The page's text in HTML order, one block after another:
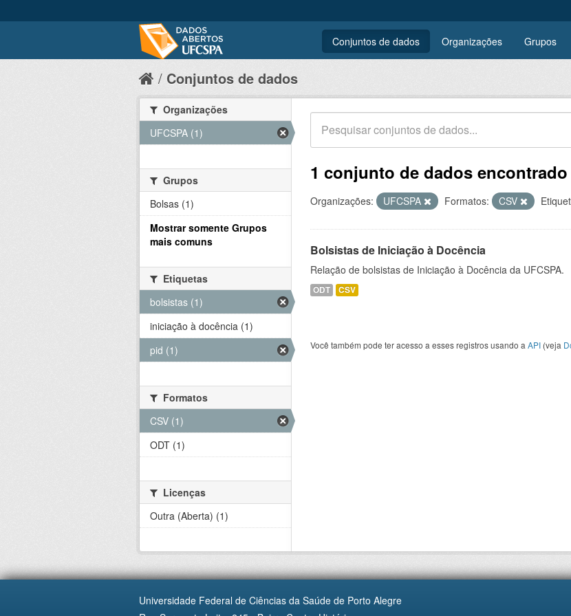
Conjuntos de dados Organizações Grupos
Conjuntos de dados
1 conjunto de dados encontrado
Organizações: UFCSPA Formatos: CSV
Bolsistas de Iniciação à Docência
Relação de bolsistas de Iniciação à Docência da UFCSPA.
ODT CSV
Você também pode ter acesso a esses registros usando a API (veja
Organizações
UFCSPA (1)
Grupos
Bolsas (1)
Mostrar somente Grupos
mais comuns
Etiquetas
bolsistas (1)
iniciação à docência (1)
pid (1)
Formatos
CSV (1)
ODT (1)
Licenças
Outra (Aberta) (1)
Universidade Federal de Ciências da Saúde de Porto Alegre